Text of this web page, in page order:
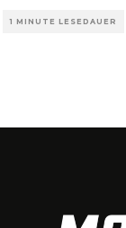
1 MINUTE LESEDAUER